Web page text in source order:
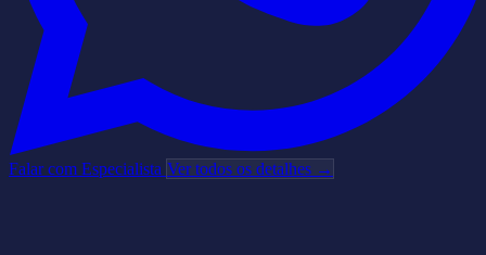
Falar com Especialista Ver todos os detalhes →